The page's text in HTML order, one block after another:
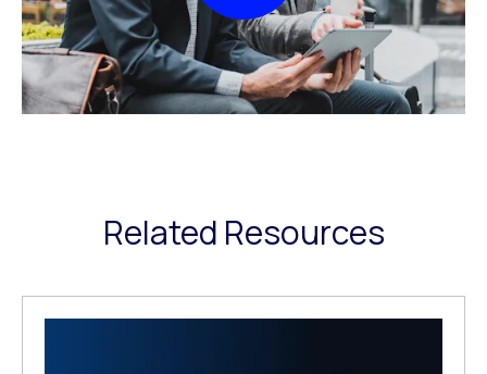
Related Resources